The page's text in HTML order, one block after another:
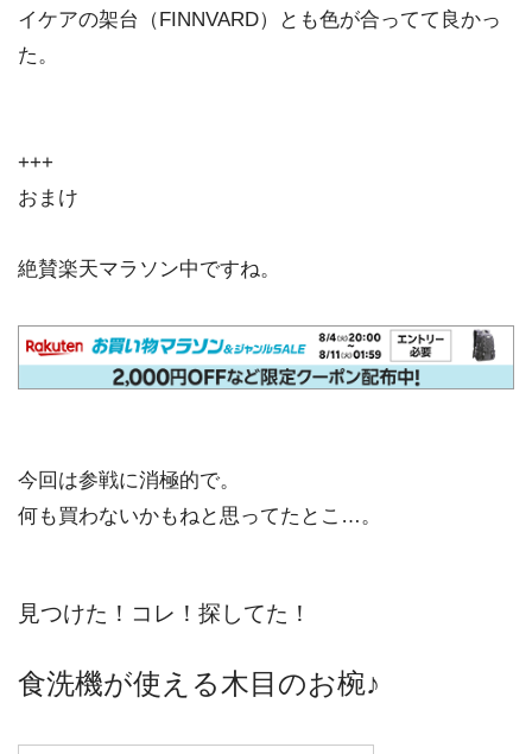
イケアの架台（FINNVARD）とも色が合ってて良かっ
た。
+++
おまけ
絶賛楽天マラソン中ですね。
今回は参戦に消極的で。
何も買わないかもねと思ってたとこ…。
見つけた！コレ！探してた！
食洗機が使える木目のお椀♪